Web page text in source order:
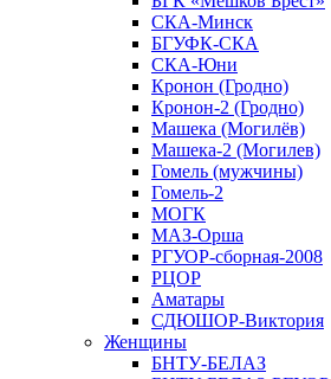
СКА-Минск
БГУФК-СКА
СКА-Юни
Кронон (Гродно)
Кронон-2 (Гродно)
Машека (Могилёв)
Машека-2 (Могилев)
Гомель (мужчины)
Гомель-2
МОГК
МАЗ-Орша
РГУОР-сборная-2008
РЦОР
Аматары
СДЮШОР-Виктория
Женщины
БНТУ-БЕЛАЗ